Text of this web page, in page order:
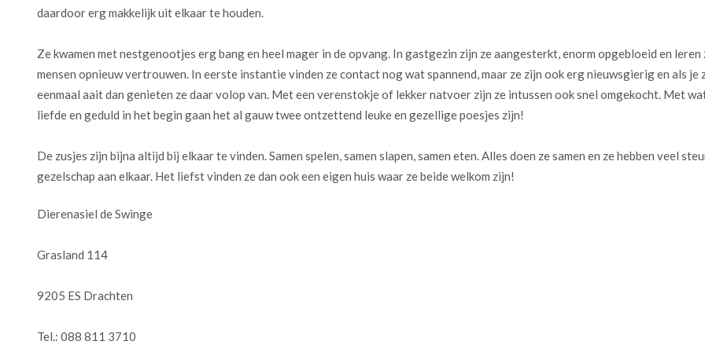
daardoor erg makkelijk uit elkaar te houden.
Ze kwamen met nestgenootjes erg bang en heel mager in de opvang. In gastgezin zijn ze aangesterkt, enorm opgebloeid en leren
mensen opnieuw vertrouwen. In eerste instantie vinden ze contact nog wat spannend, maar ze zijn ook erg nieuwsgierig en als je
eenmaal aait dan genieten ze daar volop van. Met een verenstokje of lekker natvoer zijn ze intussen ook snel omgekocht. Met
liefde en geduld in het begin gaan het al gauw twee ontzettend leuke en gezellige poesjes zijn!
De zusjes zijn bijna altijd bij elkaar te vinden. Samen spelen, samen slapen, samen eten. Alles doen ze samen en ze hebben veel
gezelschap aan elkaar. Het liefst vinden ze dan ook een eigen huis waar ze beide welkom zijn!
Dierenasiel de Swinge
Grasland 114
9205 ES Drachten
Tel.: 088 811 3710